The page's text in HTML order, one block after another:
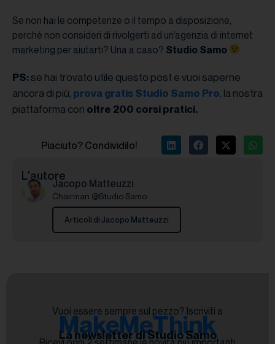
Se non hai le competenze o il tempo a disposizione,
perché non consideri di rivolgerti ad un’agenzia di internet
marketing per aiutarti? Una a caso? Studio Samo
PS:se hai trovato utile questo post e vuoi saperne
ancora di più, prova gratis Studio Samo Pro, la nostra
piattaforma con oltre 200 corsi pratici.
Piaciuto? Condividilo!
L'autore
Jacopo Matteuzzi
Chairman @Studio Samo
Articoli di Jacopo Matteuzzi
Vuoi essere sempre sul pezzo? Iscriviti a
MakeMeThink
La newsletter di Studio Samo